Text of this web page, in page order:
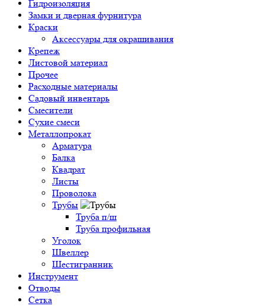
Гидроизоляция
Замки и дверная фурнитура
Краски
Аксессуары для окрашивания
Крепеж
Листовой материал
Прочее
Расходные материалы
Садовый инвентарь
Смесители
Сухие смеси
Металлопрокат
Арматура
Балка
Квадрат
Листы
Проволока
Трубы
Труба п/ш
Труба профильная
Уголок
Швеллер
Шестигранник
Инструмент
Отводы
Сетка